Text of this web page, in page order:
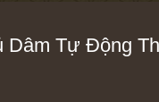
Tự Động